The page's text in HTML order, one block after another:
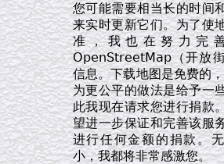
您可能需要相当长的时间
来实时更新它们。为了使
准，我也在努力完
OpenStreetMap（开放
信息。下载地图是免费的
为更公平的做法是给予一
此我现在请求您进行捐款
望进一步保证和完善该服
进行任何金额的捐款。
小，我都将非常感激您。